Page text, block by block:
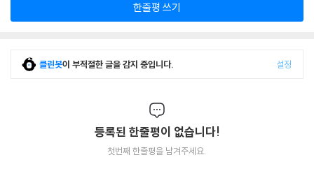
한줄평 쓰기
클린봇이 부적절한 글을 감지 중입니다. 설정
등록된 한줄평이 없습니다!
첫번째 한줄평을 남겨주세요.